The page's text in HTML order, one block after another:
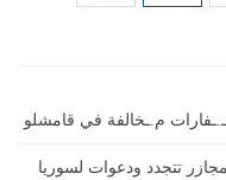
تتجدد ودعوات لسوريا